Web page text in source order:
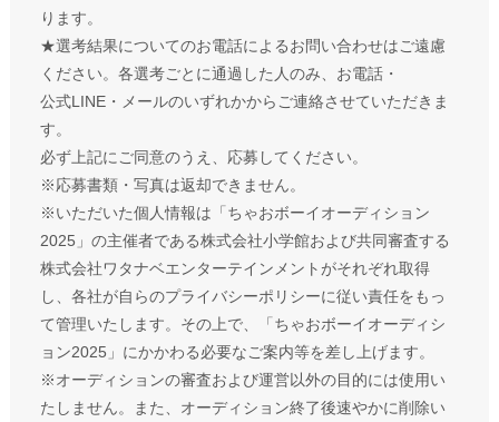
ります。
★選考結果についてのお電話によるお問い合わせはご遠慮
ください。各選考ごとに通過した人のみ、お電話・
公式LINE・メールのいずれかからご連絡させていただきま
す。
必ず上記にご同意のうえ、応募してください。
※応募書類・写真は返却できません。
※いただいた個人情報は「ちゃおボーイオーディション
2025」の主催者である株式会社小学館および共同審査する
株式会社ワタナベエンターテインメントがそれぞれ取得
し、各社が自らのプライバシーポリシーに従い責任をもっ
て管理いたします。その上で、「ちゃおボーイオーディシ
ョン2025」にかかわる必要なご案内等を差し上げます。
※オーディションの審査および運営以外の目的には使用い
たしません。また、オーディション終了後速やかに削除い